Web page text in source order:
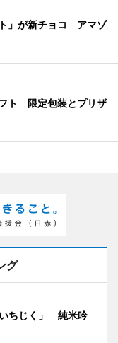
」が新チョコ アマゾ
ト 限定包装とプリザ
グ
ちじく」 純米吟